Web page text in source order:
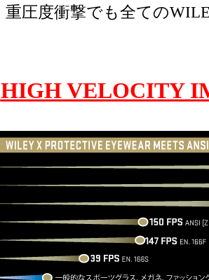
重圧度衝撃でも全ての
HIGH VELOCITY